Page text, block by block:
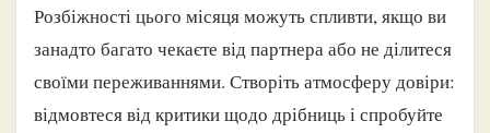
Розбіжності цього місяця можуть спливти, якщо ви
занадто багато чекаєте від партнера або не ділитеся
своїми переживаннями. Створіть атмосферу довіри:
відмовтеся від критики щодо дрібниць і спробуйте